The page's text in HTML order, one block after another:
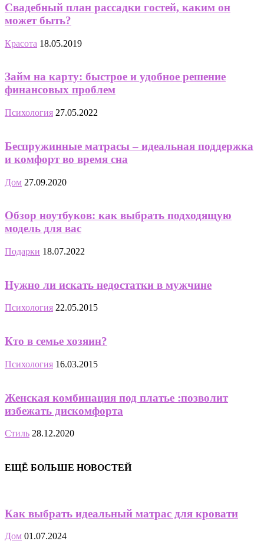
Свадебный план рассадки гостей, каким он
может быть?
Красота 18.05.2019
Займ на карту: быстрое и удобное решение
финансовых проблем
Психология 27.05.2022
Беспружинные матрасы – идеальная поддержка
и комфорт во время сна
Дом 27.09.2020
Обзор ноутбуков: как выбрать подходящую
модель для вас
Подарки 18.07.2022
Нужно ли искать недостатки в мужчине
Психология 22.05.2015
Кто в семье хозяин?
Психология 16.03.2015
Женская комбинация под платье :позволит
избежать дискомфорта
Стиль 28.12.2020
ЕЩЁ БОЛЬШЕ НОВОСТЕЙ
Как выбрать идеальный матрас для кровати
Дом 01.07.2024